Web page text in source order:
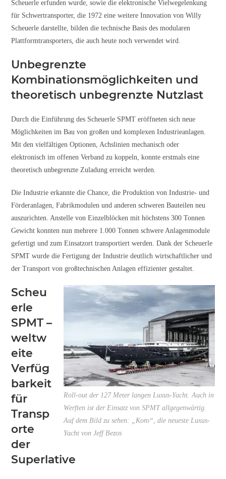
Scheuerle erfunden wurde, sowie die elektronische Vielwegelenkung
für Schwertransporter, die 1972 eine weitere Innovation von Willy
Scheuerle darstellte, bilden die technische Basis des modularen
Plattformtransporters, die auch heute noch verwendet wird.
Unbegrenzte
Kombinationsmöglichkeiten und
theoretisch unbegrenzte Nutzlast
Durch die Einführung des Scheuerle SPMT eröffneten sich neue
Möglichkeiten im Bau von großen und komplexen Industrieanlagen.
Mit den vielfältigen Optionen, Achslinien mechanisch oder
elektronisch im offenen Verband zu koppeln, konnte erstmals eine
theoretisch unbegrenzte Zuladung erreicht werden.
Die Industrie erkannte die Chance, die Produktion von Industrie- und
Förderanlagen, Fabrikmodulen und anderen schweren Bauteilen neu
auszurichten. Anstelle von Einzelblöcken mit höchstens 300 Tonnen
Gewicht konnten nun mehrere 1.000 Tonnen schwere Anlagenmodule
gefertigt und zum Einsatzort transportiert werden. Dank der Scheuerle
SPMT wurde die Fertigung der Industrie deutlich wirtschaftlicher und
der Transport von großtechnischen Anlagen effizienter gestaltet.
Roll-out der 127 Meter langen Luxus-Yacht. Auch in
Werften ist der Einsatz von SPMT allgegenwärtig.
Auf dem Bild zu sehen: „Koro“, die neueste Luxus-
Yacht von Jeff Bezos
Scheu
erle
SPMT –
weltw
eite
Verfüg
barkeit
für
Transp
orte
der
Superlative